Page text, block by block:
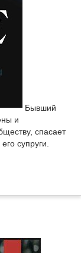
Бывший
и
спасает
супруги.